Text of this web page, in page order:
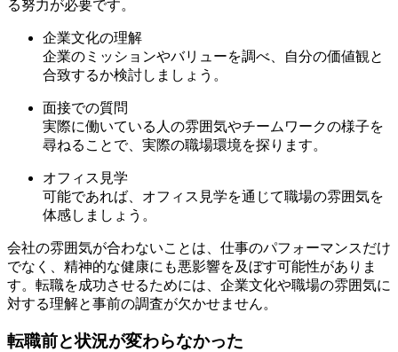
る努力が必要です。
企業文化の理解
企業のミッションやバリューを調べ、自分の価値観と
合致するか検討しましょう。
面接での質問
実際に働いている人の雰囲気やチームワークの様子を
尋ねることで、実際の職場環境を探ります。
オフィス見学
可能であれば、オフィス見学を通じて職場の雰囲気を
体感しましょう。
会社の雰囲気が合わないことは、仕事のパフォーマンスだけ
でなく、精神的な健康にも悪影響を及ぼす可能性がありま
す。転職を成功させるためには、企業文化や職場の雰囲気に
対する理解と事前の調査が欠かせません。
転職前と状況が変わらなかった